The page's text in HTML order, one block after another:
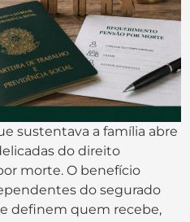
sustentava a família abre
do direito
morte. O benefício
do segurado
definem quem recebe,